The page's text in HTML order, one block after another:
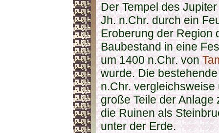
Der Tempel des
Jh. n.Chr. durch ein
Eroberung der Region
Baubestand in eine
um 1400 n.Chr. von
wurde. Die
n.Chr.
große Teile der
die Ruinen als
unter der Erde.